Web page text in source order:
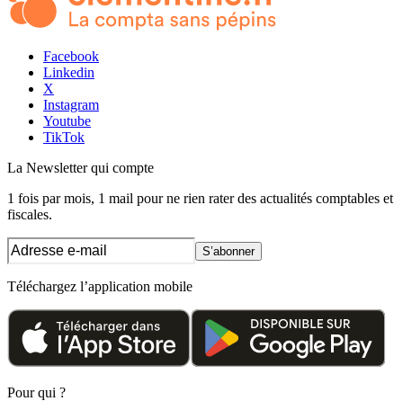
Facebook
Linkedin
X
Instagram
Youtube
TikTok
La Newsletterqui compte
1 fois par mois, 1 mail pour ne rien rater des actualités comptables et
fiscales.
S’abonner
Téléchargez l’application mobile
Pour qui ?